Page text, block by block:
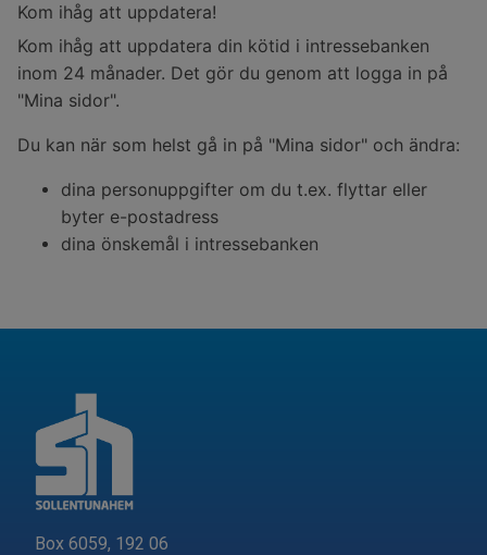
Kom ihåg att uppdatera!
Kom ihåg att uppdatera din kötid i intressebanken
inom 24 månader. Det gör du genom att logga in på
"Mina sidor".
Du kan när som helst gå in på "Mina sidor" och ändra:
dina personuppgifter om du t.ex. flyttar eller
byter e-postadress
dina önskemål i intressebanken
Box 6059, 192 06